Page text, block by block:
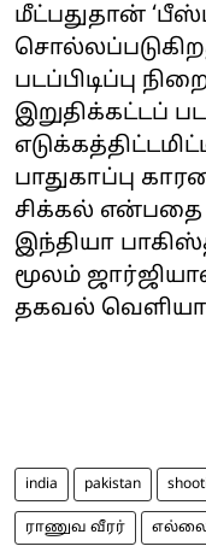
மீட்பதுதான்
படப்பிடிப்பு
இறுதிக்கட்டப்
பாதுகாப்பு
சிக்கல் என்பதை
இந்தியா
மூலம்
தகவல்
india pakistan
ராணுவ வீரர்